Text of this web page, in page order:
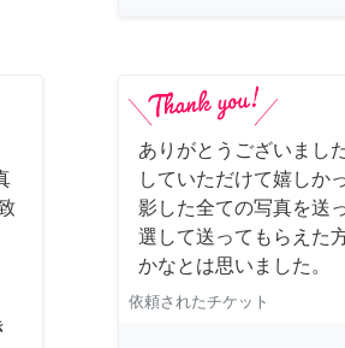
ありがとうございまし
していただけて嬉しか
影した全ての写真を送
選して送ってもらえた
かなとは思いました。
依頼されたチケット